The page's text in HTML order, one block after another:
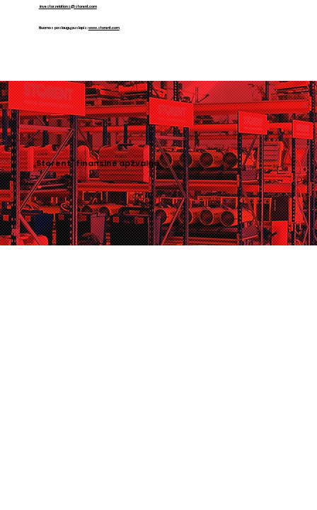
investor.relations@storent.com
Nuomos paslaugų puslapis:www.storent.com
„Storent“ finansinė apžvalga